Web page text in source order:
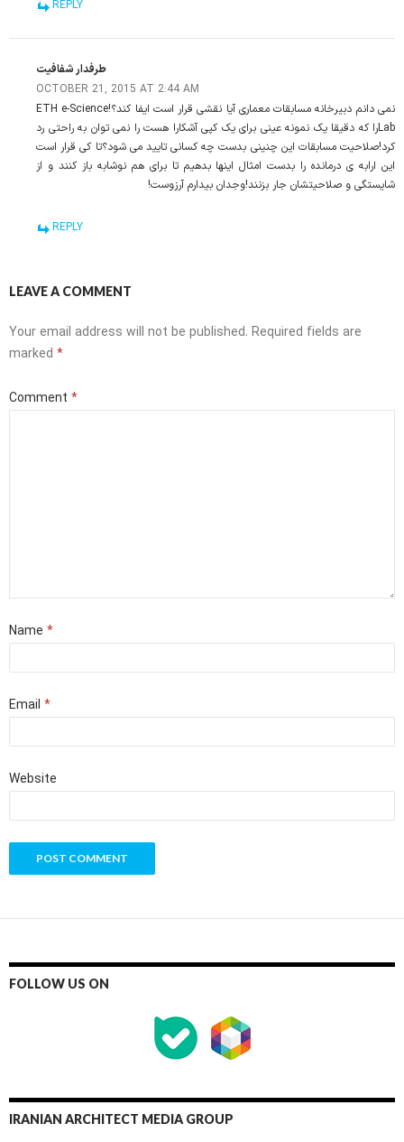
REPLY
طرفدار شفافیت
OCTOBER 21, 2015 AT 2:44 AM
نمی دانم دبیرخانه مسابقات معماری آیا نقشی قرار است ایفا کند؟!ETH e-Science
Labرا که دقیقا یک نمونه عینی برای یک کپی آشکارا هست را نمی توان به راحتی رد
کرد!صلاحیت مسابقات این چنینی بدست چه کسانی تایید می شود؟تا کی قرار است
این ارابه ی درمانده را بدست امثال اینها بدهیم تا برای هم نوشابه باز کنند و از
شایستگی و صلاحیتشان جار بزنند!وجدان بیدارم آرزوست!
REPLY
LEAVE A COMMENT
Your email address will not be published. Required fields are
marked *
Comment *
Name *
Email *
Website
FOLLOW US ON
IRANIAN ARCHITECT MEDIA GROUP